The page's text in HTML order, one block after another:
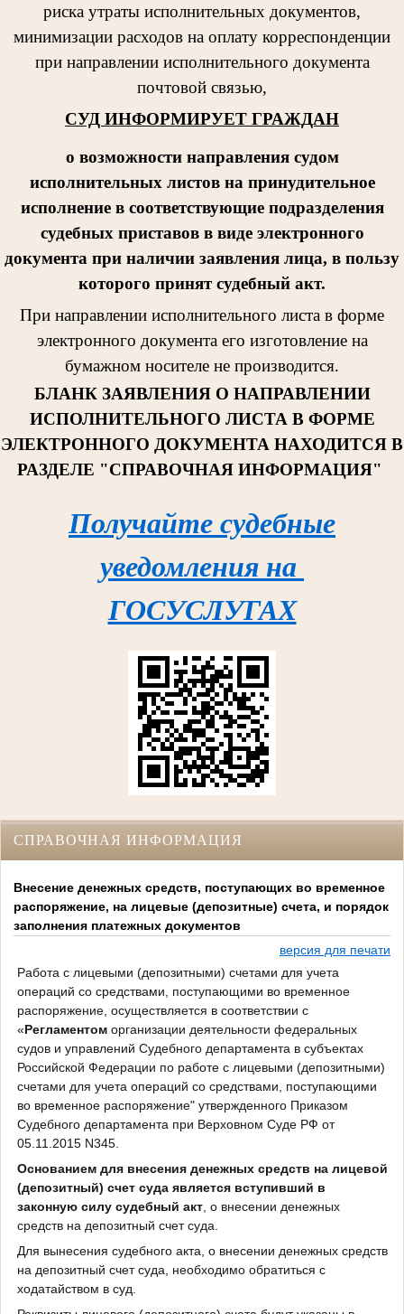
риска утраты исполнительных документов,
минимизации расходов на оплату корреспонденции
при направлении исполнительного документа
почтовой связью,
СУД ИНФОРМИРУЕТ ГРАЖДАН
о возможности направления судом
исполнительных листов на принудительное
исполнение в соответствующие подразделения
судебных приставов в виде электронного
документа при наличии заявления лица, в пользу
которого принят судебный акт.
При направлении исполнительного листа в форме
электронного документа его изготовление на
бумажном носителе не производится.
БЛАНК ЗАЯВЛЕНИЯ О НАПРАВЛЕНИИ
ИСПОЛНИТЕЛЬНОГО ЛИСТА В ФОРМЕ
ЭЛЕКТРОННОГО ДОКУМЕНТА НАХОДИТСЯ В
РАЗДЕЛЕ "СПРАВОЧНАЯ ИНФОРМАЦИЯ"
Получайте судебные
уведомления на
ГОСУСЛУГАХ
СПРАВОЧНАЯ ИНФОРМАЦИЯ
Внесение денежных средств, поступающих во временное
распоряжение, на лицевые (депозитные) счета, и порядок
заполнения платежных документов
версия для печати
Работа с лицевыми (депозитными) счетами для учета
операций со средствами, поступающими во временное
распоряжение, осуществляется в соответствии с
«Регламентоморганизации деятельности федеральных
судов и управлений Судебного департамента в субъектах
Российской Федерации по работе с лицевыми (депозитными)
счетами для учета операций со средствами, поступающими
во временное распоряжение" утвержденного Приказом
Судебного департамента при Верховном Суде РФ от
05.11.2015 N345.
Основанием для внесения денежных средств на лицевой
(депозитный) счет суда является вступивший в
законную силу судебный акт, о внесении денежных
средств на депозитный счет суда.
Для вынесения судебного акта, о внесении денежных средств
на депозитный счет суда, необходимо обратиться с
ходатайством в суд.